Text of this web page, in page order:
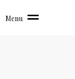
Menu